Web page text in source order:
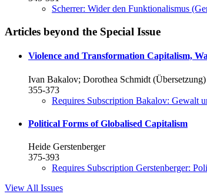
Scherrer: Wider den Funktionalismus
Articles beyond the Special Issue
Violence and Transformation Capitalism,
Ivan Bakalov; Dorothea Schmidt (Übersetzung)
355-373
Requires Subscription Bakalov: Gewalt
Political Forms of Globalised Capitalism
Heide Gerstenberger
375-393
Requires Subscription Gerstenberger:
View All Issues